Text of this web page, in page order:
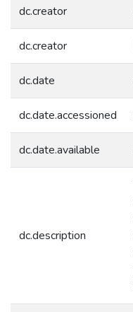
dc.creator
dc.creator
dc.date
dc.date.accessioned
dc.date.available
dc.description